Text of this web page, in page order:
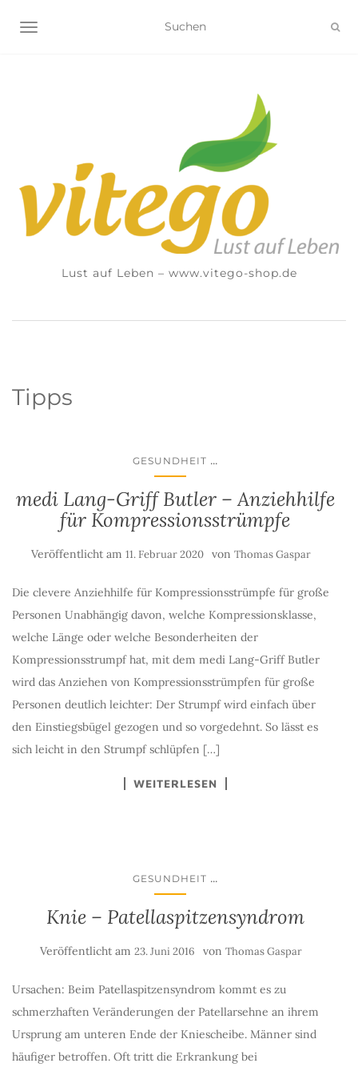
NAVIGATION UMSCHALTEN
Lust auf Leben – www.vitego-shop.de
Tipps
GESUNDHEIT ...
medi Lang-Griff Butler – Anziehhilfe
für Kompressionsstrümpfe
Veröffentlicht am 11. Februar 2020 von Thomas Gaspar
Die clevere Anziehhilfe für Kompressionsstrümpfe für große
Personen Unabhängig davon, welche Kompressionsklasse,
welche Länge oder welche Besonderheiten der
Kompressionsstrumpf hat, mit dem medi Lang-Griff Butler
wird das Anziehen von Kompressionsstrümpfen für große
Personen deutlich leichter: Der Strumpf wird einfach über
den Einstiegsbügel gezogen und so vorgedehnt. So lässt es
sich leicht in den Strumpf schlüpfen […]
WEITERLESEN
GESUNDHEIT ...
Knie – Patellaspitzensyndrom
Veröffentlicht am 23. Juni 2016 von Thomas Gaspar
Ursachen: Beim Patellaspitzensyndrom kommt es zu
schmerzhaften Veränderungen der Patellarsehne an ihrem
Ursprung am unteren Ende der Kniescheibe. Männer sind
häufiger betroffen. Oft tritt die Erkrankung bei